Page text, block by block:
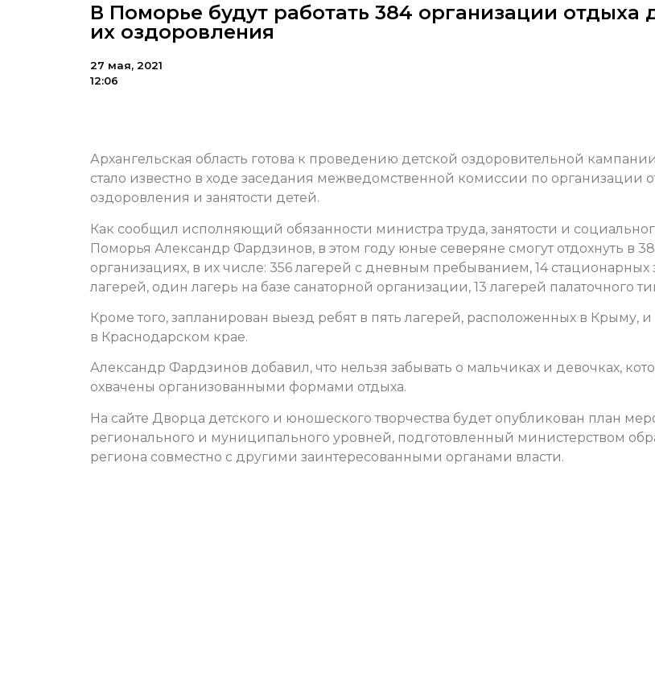
В Поморье будут работать 384 организации отдыха
их оздоровления
27 мая, 2021
12:06
Архангельская область готова к проведению детской оздоровительной
стало известно в ходе заседания межведомственной комиссии по организации
оздоровления и занятости детей.
Как сообщил исполняющий обязанности министра труда, занятости и
Поморья Александр Фардзинов, в этом году юные северяне смогут отдохнуть в
организациях, в их числе: 356 лагерей с дневным пребыванием, 14 стационарных
лагерей, один лагерь на базе санаторной организации, 13 лагерей палаточного
Кроме того, запланирован выезд ребят в пять лагерей, расположенных в Крыму,
в Краснодарском крае.
Александр Фардзинов добавил, что нельзя забывать о мальчиках и девочках,
охвачены организованными формами отдыха.
На сайте Дворца детского и юношеского творчества будет опубликован план
регионального и муниципального уровней, подготовленный министерством
региона совместно с другими заинтересованными органами власти.